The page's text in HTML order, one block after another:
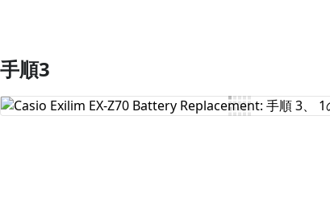
コメントを追加
手順3